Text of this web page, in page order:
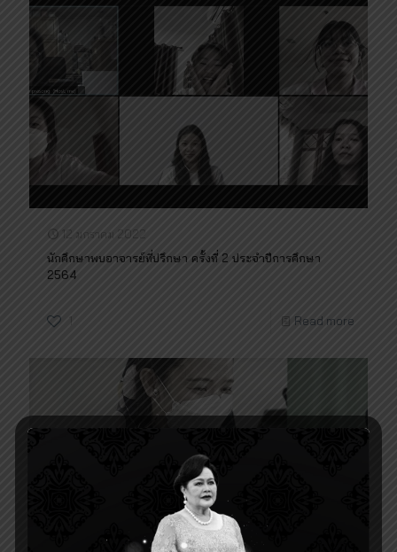
12 มกราคม 2022
นักศึกษาพบอาจารย์ที่ปรึกษา ครั้งที่ 2 ประจำปีการศึกษา
2564
1 Read more